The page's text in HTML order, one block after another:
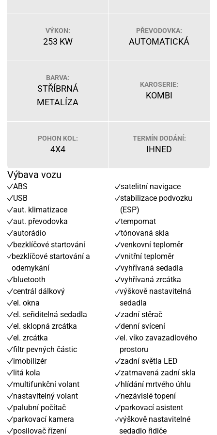
VÝKON:
253 KW
PŘEVODOVKA:
AUTOMATICKÁ
BARVA:
STŘÍBRNÁ
METALÍZA
KAROSERIE:
KOMBI
POHON KOL:
4X4
TERMÍN DODÁNÍ:
IHNED
Výbava vozu
ABS
USB
aut. klimatizace
aut. převodovka
autorádio
bezklíčové startování
bezklíčové startování a
odemykání
bluetooth
centrál dálkový
el. okna
el. seřiditelná sedadla
el. sklopná zrcátka
el. zrcátka
filtr pevných částic
imobilizér
litá kola
multifunkční volant
nastavitelný volant
palubní počítač
parkovací kamera
posilovač řízení
satelitní navigace
stabilizace podvozku
(ESP)
tempomat
tónovaná skla
venkovní teploměr
vnitřní teploměr
vyhřívaná sedadla
vyhřívaná zrcátka
výškově nastavitelná
sedadla
zadní stěrač
denní svícení
el. víko zavazadlového
prostoru
zadní světla LED
zatmavená zadní skla
hlídání mrtvého úhlu
nezávislé topení
parkovací asistent
výškově nastavitelné
sedadlo řidiče